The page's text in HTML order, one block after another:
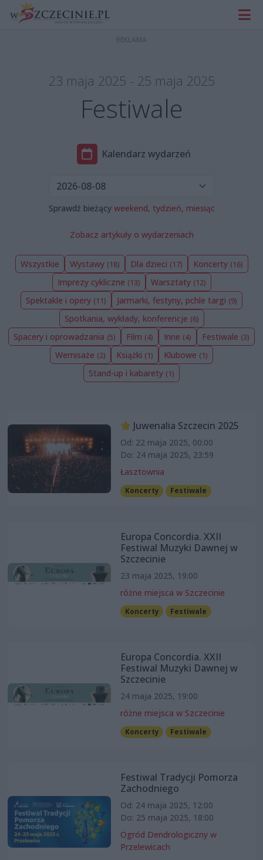
23 maja 2025 - 25 maja 2025
Festiwale
Kalendarz wydarzeń
Sprawdź bieżący weekend, tydzień, miesiąc
Zobacz artykuły o wydarzeniach
Wszystkie Wystawy (18) Dla dzieci (17) Koncerty (16)
Imprezy cykliczne (13) Warsztaty (12)
Spektakle i opery (11) Jarmarki, festyny, pchle targi (9)
Spotkania, wykłady, konferencje (6)
Spacery i oprowadzania (5) Film (4) Inne (4) Festiwale (3)
Wernisaże (2) Książki (1) Klubowe (1)
Stand-up i kabarety (1)
Juwenalia Szczecin 2025
Od: 22 maja 2025, 00:00
Do: 24 maja 2025, 23:59
Łasztownia
Koncerty Festiwale
Europa Concordia. XXII
Festiwal Muzyki Dawnej w
Szczecinie
23 maja 2025, 19:00
różne miejsca w Szczecinie
Koncerty Festiwale
Europa Concordia. XXII
Festiwal Muzyki Dawnej w
Szczecinie
24 maja 2025, 19:00
różne miejsca w Szczecinie
Koncerty Festiwale
Festiwal Tradycji Pomorza
Zachodniego
Od: 24 maja 2025, 12:00
Do: 25 maja 2025, 18:00
Ogród Dendrologiczny w
Przelewicach